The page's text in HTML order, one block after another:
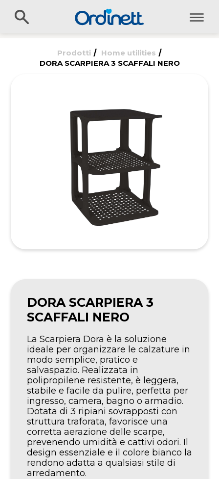
Prodotti / Home utilities /
DORA SCARPIERA 3 SCAFFALI NERO
DORA SCARPIERA 3
SCAFFALI NERO
La Scarpiera Dora è la soluzione
ideale per organizzare le calzature in
modo semplice, pratico e
salvaspazio. Realizzata in
polipropilene resistente, è leggera,
stabile e facile da pulire, perfetta per
ingresso, camera, bagno o armadio.
Dotata di 3 ripiani sovrapposti con
struttura traforata, favorisce una
corretta aerazione delle scarpe,
prevenendo umidità e cattivi odori. Il
design essenziale e il colore bianco la
rendono adatta a qualsiasi stile di
arredamento.